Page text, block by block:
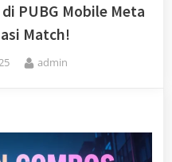
PUBG Mobile Meta
Match!
By
admin